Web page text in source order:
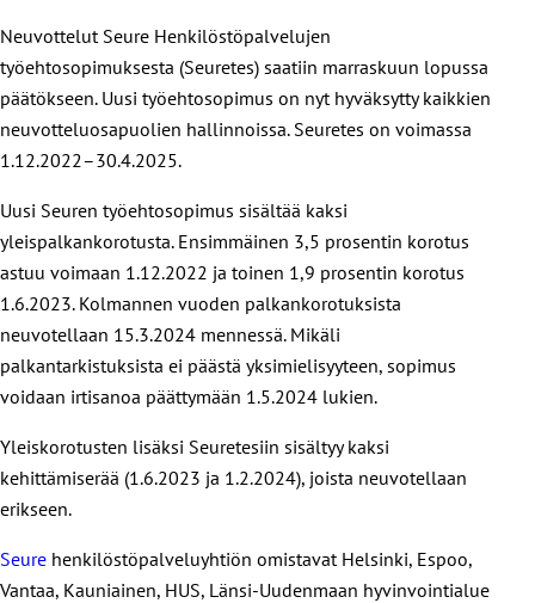
Neuvottelut Seure Henkilöstöpalvelujen
työehtosopimuksesta (Seuretes) saatiin marraskuun lopussa
päätökseen. Uusi työehtosopimus on nyt hyväksytty kaikkien
neuvotteluosapuolien hallinnoissa. Seuretes on voimassa
1.12.2022–30.4.2025.
Uusi Seuren työehtosopimus sisältää kaksi
yleispalkankorotusta. Ensimmäinen 3,5 prosentin korotus
astuu voimaan 1.12.2022 ja toinen 1,9 prosentin korotus
1.6.2023. Kolmannen vuoden palkankorotuksista
neuvotellaan 15.3.2024 mennessä. Mikäli
palkantarkistuksista ei päästä yksimielisyyteen, sopimus
voidaan irtisanoa päättymään 1.5.2024 lukien.
Yleiskorotusten lisäksi Seuretesiin sisältyy kaksi
kehittämiserää (1.6.2023 ja 1.2.2024), joista neuvotellaan
erikseen.
Seure henkilöstöpalveluyhtiön omistavat Helsinki, Espoo,
Vantaa, Kauniainen, HUS, Länsi-Uudenmaan hyvinvointialue